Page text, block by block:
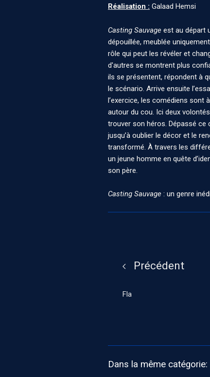
Réalisation : Galaad Hemsi
Casting Sauvage est au départ
dépouillée, meublée
rôle qui peut les révéler et
d'autres se montrent plus
ils se présentent, répondent à
le scénario. Arrive ensuite
l’exercice, les comédiens sont
autour du cou. Ici deux
trouver son héros. Dépassé ce
jusqu’à oublier le décor et le
transformé. À travers les
un jeune homme en quête
son père.
Casting Sauvage : un genre
Précédent
Fla
Dans la même catégorie: